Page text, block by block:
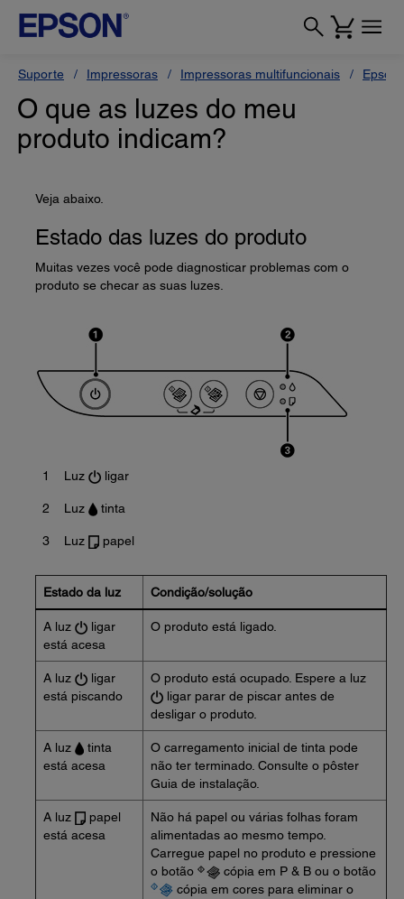
Suporte Impressoras Impressoras multifuncionais Epson
O que as luzes do meu
produto indicam?
Veja abaixo.
Estado das luzes do produto
Muitas vezes você pode diagnosticar problemas com o
produto se checar as suas luzes.
1 Luz ligar
2 Luz tinta
3 Luz papel
Estado da luz Condição/solução
A luz
ligar
está acesa
O produto está ligado.
A luz
ligar
está piscando
O produto está ocupado. Espere a luz
ligar parar de piscar antes de
desligar o produto.
A luz
tinta
está acesa
O carregamento inicial de tinta pode
não ter terminado. Consulte o pôster
Guia de instalação.
A luz
papel
está acesa
Não há papel ou várias folhas foram
alimentadas ao mesmo tempo.
Carregue papel no produto e pressione
o botão
cópia em P & B ou o botão
cópia em cores para eliminar o